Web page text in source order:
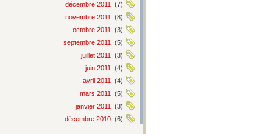
décembre 2011
(7)
novembre 2011
(8)
octobre 2011
(3)
septembre 2011
(5)
juillet 2011
(3)
juin 2011
(4)
avril 2011
(4)
mars 2011
(5)
janvier 2011
(3)
décembre 2010 (6)